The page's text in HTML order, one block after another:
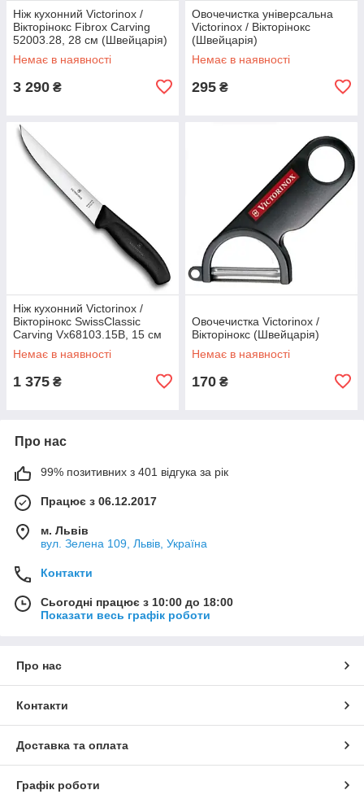
Ніж кухонний Victorinox /
Вікторінокс Fibrox Carving
52003.28, 28 см (Швейцарія)
Немає в наявності
3 290 ₴
Овочечистка універсальна
Victorinox / Вікторінокс
(Швейцарія)
Немає в наявності
295 ₴
Ніж кухонний Victorinox /
Вікторінокс SwissClassic
Carving Vx68103.15B, 15 см
(Швейцарія)
Немає в наявності
1 375 ₴
Овочечистка Victorinox /
Вікторінокс (Швейцарія)
Немає в наявності
170 ₴
Про нас
99% позитивних з 401 відгука за рік
Працює з 06.12.2017
м. Львів
вул. Зелена 109, Львів, Україна
Контакти
Сьогодні працює з 10:00 до 18:00
Показати весь графік роботи
Про нас
Контакти
Доставка та оплата
Графік роботи